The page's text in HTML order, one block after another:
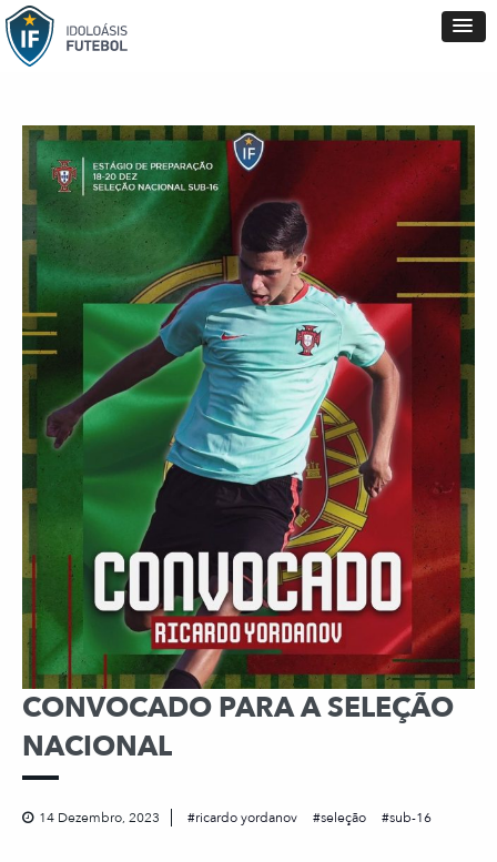
CONVOCADO PARA A SELEÇÃO
NACIONAL
14 Dezembro, 2023 ricardo yordanov seleção sub-16